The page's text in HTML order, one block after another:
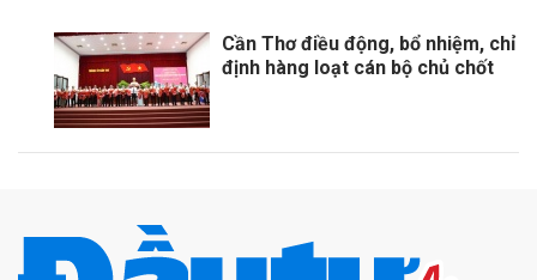
Cần Thơ điều động, bổ nhiệm, chỉ
định hàng loạt cán bộ chủ chốt